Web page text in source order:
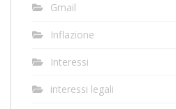
Gmail
Inflazione
Interessi
interessi legali